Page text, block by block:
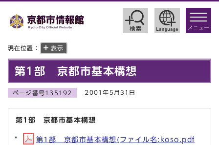
toggle
メニュー
現在位置： 表示
第1部 京都市基本構想
ページ番号135192 2001年5月31日
第1部 京都市基本構想
第1部 京都市基本構想(ファイル名:koso.pdf